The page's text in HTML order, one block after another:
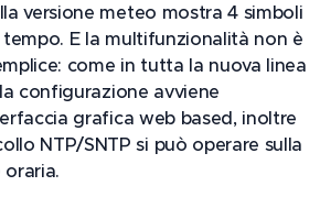
versione meteo mostra 4 simboli
E la multifunzionalità non è
come in tutta la nuova linea
configurazione avviene
grafica web based, inoltre
NTP/SNTP si può operare sulla